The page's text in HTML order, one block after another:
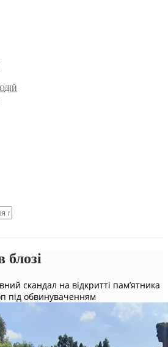
блозі
скандал на відкритті пам’ятника
під обвинуваченням